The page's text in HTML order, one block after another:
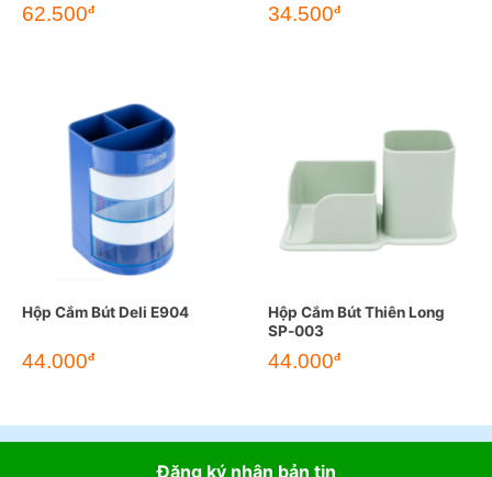
62.500đ 34.500đ
Hộp Cắm Bút Deli E904
44.000đ
Hộp Cắm Bút Thiên Long
SP-003
44.000đ
Đăng ký nhận bản tin